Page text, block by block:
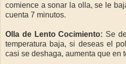
comience a sonar la olla, se le
cuenta 7 minutos.
Olla de Lento Cocimiento: Se
temperatura baja, si deseas el
casi se deshaga, aumenta que en